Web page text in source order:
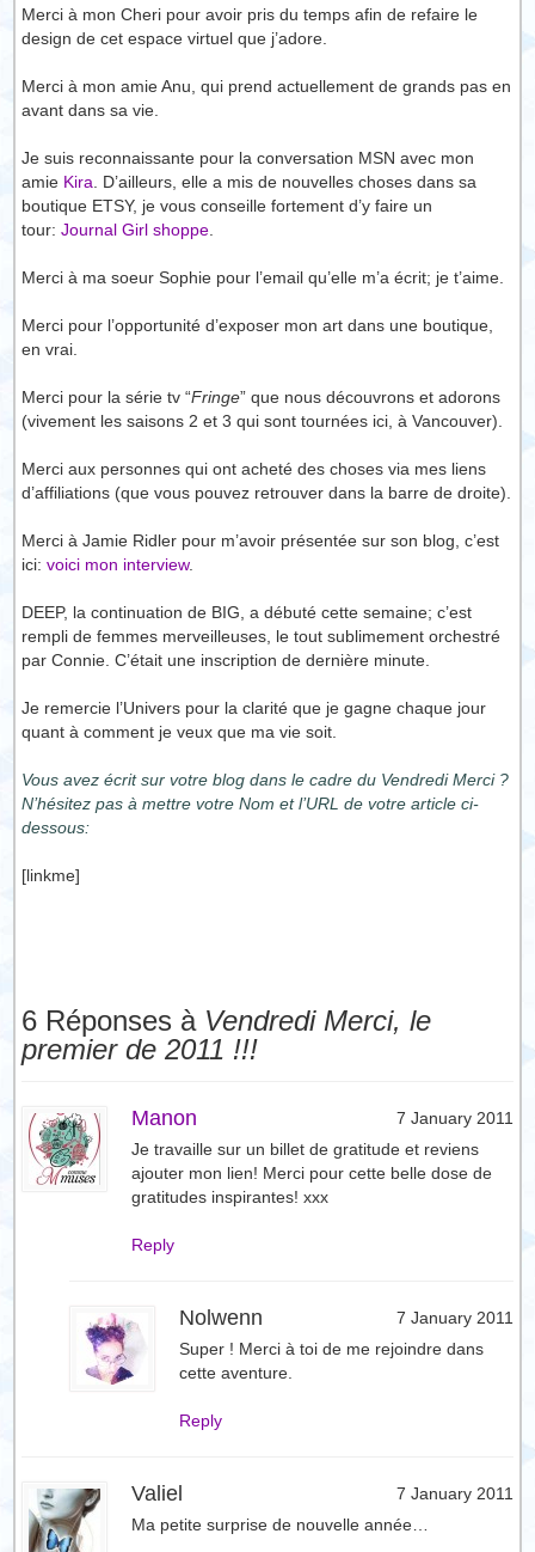
Merci à mon Cheri pour avoir pris du temps afin de refaire le
design de cet espace virtuel que j’adore.
Merci à mon amie Anu, qui prend actuellement de grands pas en
avant dans sa vie.
Je suis reconnaissante pour la conversation MSN avec mon
amie Kira . D’ailleurs, elle a mis de nouvelles choses dans sa
boutique ETSY, je vous conseille fortement d’y faire un
tour:Journal Girl shoppe
Merci à ma soeur Sophie pour l’email qu’elle m’a écrit; je t’aime.
Merci pour l’opportunité d’exposer mon art dans une boutique,
en vrai.
Merci pour la série tv “Fringe” que nous découvrons et adorons
(vivement les saisons 2 et 3 qui sont tournées ici, à Vancouver).
Merci aux personnes qui ont acheté des choses via mes liens
d’affiliations (que vous pouvez retrouver dans la barre de droite).
Merci à Jamie Ridler pour m’avoir présentée sur son blog, c’est
ici:voici mon interview.
DEEP, la continuation de BIG, a débuté cette semaine; c’est
rempli de femmes merveilleuses, le tout sublimement orchestré
par Connie. C’était une inscription de dernière minute.
Je remercie l’Univers pour la clarité que je gagne chaque jour
quant à comment je veux que ma vie soit.
Vous avez écrit sur votre blog dans le cadre du Vendredi Merci ?
N’hésitez pas à mettre votre Nom et l’URL de votre article ci-
dessous:
[linkme]
6 Réponses à Vendredi Merci, le
premier de 2011 !!!
Manon
7 January 2011
Je travaille sur un billet de gratitude et reviens
ajouter mon lien! Merci pour cette belle dose de
gratitudes inspirantes! xxx
Reply
Nolwenn
7 January 2011
Super ! Merci à toi de me rejoindre dans
cette aventure.
Reply
Valiel
7 January 2011
Ma petite surprise de nouvelle année…